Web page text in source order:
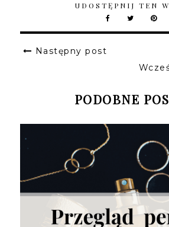
UDOSTĘPNIJ TEN
Następny post
PODOBNE